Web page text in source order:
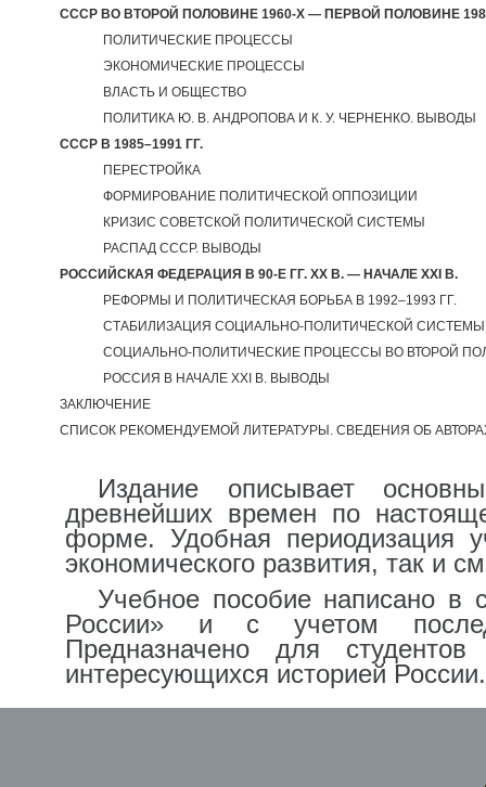
СССР ВО ВТОРОЙ ПОЛОВИНЕ 1960-X — ПЕРВОЙ ПОЛОВИНЕ
ПОЛИТИЧЕСКИЕ ПРОЦЕССЫ
ЭКОНОМИЧЕСКИЕ ПРОЦЕССЫ
ВЛАСТЬ И ОБЩЕСТВО
ПОЛИТИКА Ю. В. АНДРОПОВА И К. У. ЧЕРНЕНКО. ВЫВОДЫ
СССР В 1985–1991 ГГ.
ПЕРЕСТРОЙКА
ФОРМИРОВАНИЕ ПОЛИТИЧЕСКОЙ ОППОЗИЦИИ
КРИЗИС СОВЕТСКОЙ ПОЛИТИЧЕСКОЙ СИСТЕМЫ
РАСПАД СССР. ВЫВОДЫ
РОССИЙСКАЯ ФЕДЕРАЦИЯ В 90-Е ГГ. XX В. — НАЧАЛЕ XXI В.
РЕФОРМЫ И ПОЛИТИЧЕСКАЯ БОРЬБА В 1992–1993 ГГ.
СТАБИЛИЗАЦИЯ СОЦИАЛЬНО-ПОЛИТИЧЕСКОЙ СИСТЕМЫ В
СОЦИАЛЬНО-ПОЛИТИЧЕСКИЕ ПРОЦЕССЫ ВО ВТОРОЙ
РОССИЯ В НАЧАЛЕ XXI В. ВЫВОДЫ
ЗАКЛЮЧЕНИЕ
СПИСОК РЕКОМЕНДУЕМОЙ ЛИТЕРАТУРЫ. СВЕДЕНИЯ ОБ
Издание описывает
древнейших времен по
форме. Удобная периодизация
экономического развития, так и
Учебное пособие написано в
России» и с учетом
Предназначено для
интересующихся историей России.